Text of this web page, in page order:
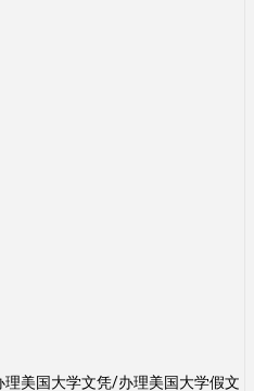
美国大学文凭/办理美国大学假文